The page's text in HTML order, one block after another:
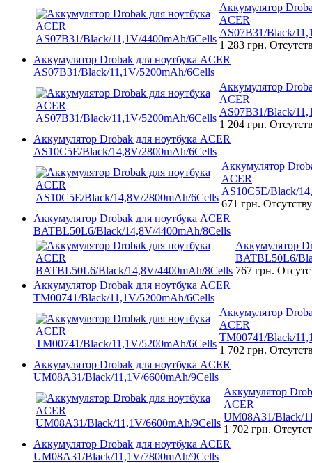
Аккумулятор
ACER
AS07B31/Black/
1 283 грн.
Аккумулятор Drobak для ноутбука ACER
AS07B31/Black/11,1V/5200mAh/6Cells
Аккумулятор
ACER
AS07B31/Black/
1 204 грн.
Аккумулятор Drobak для ноутбука ACER
AS10C5E/Black/14,8V/2800mAh/6Cells
Аккумулятор
ACER
AS10C5E/Black/
671 грн.
Аккумулятор Drobak для ноутбука ACER
BATBL50L6/Black/14,8V/4400mAh/8Cells
Аккумулятор
BATBL50L6/
767 грн.
Аккумулятор Drobak для ноутбука ACER
TM00741/Black/11,1V/5200mAh/6Cells
Аккумулятор
ACER
TM00741/Black/
1 702 грн.
Аккумулятор Drobak для ноутбука ACER
UM08A31/Black/11,1V/6600mAh/9Cells
Аккумулятор
ACER
UM08A31/Black/
1 702 грн.
Аккумулятор Drobak для ноутбука ACER
UM08A31/Black/11,1V/7800mAh/9Cells